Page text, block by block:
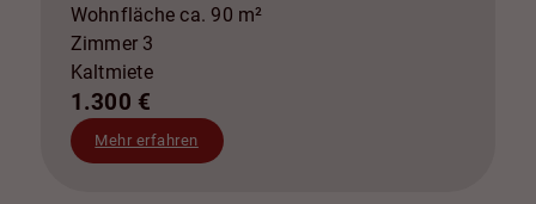
Wohnfläche ca. 90 m²
Zimmer 3
Kaltmiete
1.300 €
Mehr erfahren